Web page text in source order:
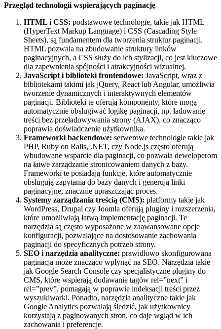
Przegląd technologii wspierających paginację
HTML i CSS: podstawowe technologie, takie jak HTML
(HyperText Markup Language) i CSS (Cascading Style
Sheets), są fundamentem dla tworzenia struktur paginacji.
HTML pozwala na zbudowanie struktury linków
paginacyjnych, a CSS służy do ich stylizacji, co jest kluczowe
dla zapewnienia spójności i atrakcyjności wizualnej.
JavaScript i biblioteki frontendowe: JavaScript, wraz z
bibliotekami takimi jak jQuery, React lub Angular, umożliwia
tworzenie dynamicznych i interaktywnych elementów
paginacji. Biblioteki te oferują komponenty, które mogą
automatycznie obsługiwać logikę paginacji, np. ładowanie
treści bez przeładowywania strony (AJAX), co znacząco
poprawia doświadczenie użytkownika.
Frameworki backendowe: serwerowe technologie takie jak
PHP, Ruby on Rails, .NET, czy Node.js często oferują
wbudowane wsparcie dla paginacji, co pozwala deweloperom
na łatwe zarządzanie stronicowaniem danych z bazy.
Frameworki te posiadają funkcje, które automatycznie
obsługują zapytania do bazy danych i generują linki
paginacyjne, znacznie upraszczając proces.
Systemy zarządzania treścią (CMS): platformy takie jak
WordPress, Drupal czy Joomla oferują pluginy i rozszerzenia,
które umożliwiają łatwą implementację paginacji. Te
narzędzia są często wyposażone w zaawansowane opcje
konfiguracji, pozwalające na dostosowanie zachowania
paginacji do specyficznych potrzeb strony.
SEO i narzędzia analityczne: prawidłowo skonfigurowana
paginacja może znacząco wpłynąć na SEO. Narzędzia takie
jak Google Search Console czy specjalistyczne pluginy do
CMS, które wspierają dodawanie tagów rel=”next” i
rel=”prev”, pomagają w poprawie indeksacji treści przez
wyszukiwarki. Ponadto, narzędzia analityczne takie jak
Google Analytics pozwalają śledzić, jak użytkownicy
korzystają z paginowanych stron, co daje wgląd w ich
zachowania i preferencje.